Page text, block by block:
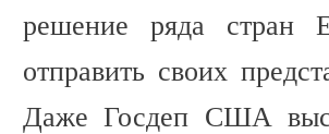
решение ряда стран
отправить своих
Даже Госдеп США